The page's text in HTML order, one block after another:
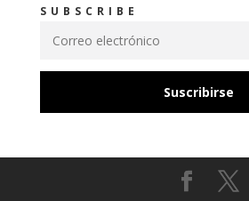
SUBSCRIBE
Suscribirse